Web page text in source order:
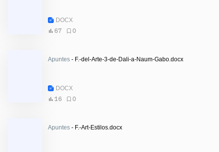
DOCX
67
0
Apuntes - F.-del-Arte-3-de-Dali-a-Naum-Gabo.docx
DOCX
16
0
Apuntes - F.-Art-Estilos.docx